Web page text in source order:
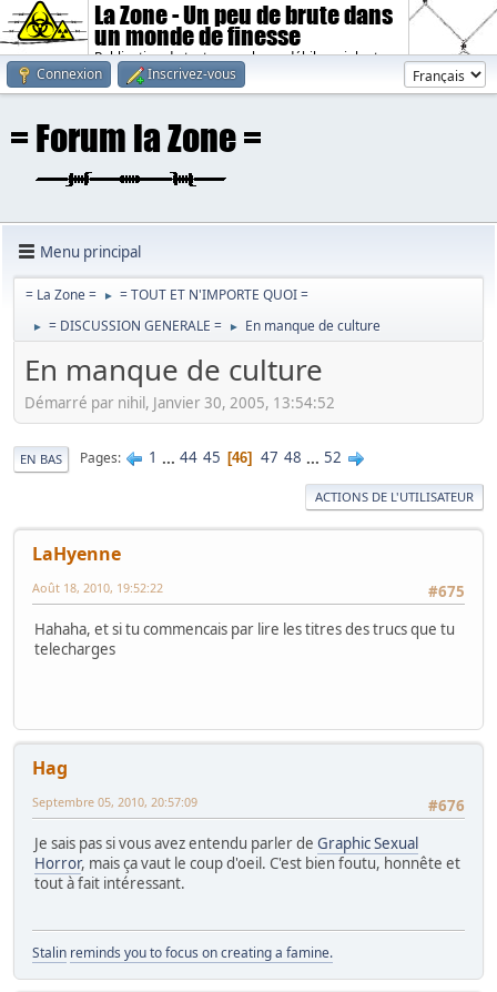
La Zone - Un peu de brute dans
un monde de finesse
Publication de textes sombres, débiles, violents.
Connexion
Inscrivez-vous
Menu principal
= La Zone = ► = TOUT ET N'IMPORTE QUOI =
► = DISCUSSION GENERALE = ► En manque de culture
En manque de culture
Démarré par nihil, Janvier 30, 2005, 13:54:52
EN BAS Pages 1 ... 44 45 46 47 48 ... 52
ACTIONS DE L'UTILISATEUR
LaHyenne
#675
Août 18, 2010, 19:52:22
Hahaha, et si tu commencais par lire les titres des trucs que tu
telecharges
Hag
#676
Septembre 05, 2010, 20:57:09
Je sais pas si vous avez entendu parler de Graphic Sexual
Horror, mais ça vaut le coup d'oeil. C'est bien foutu, honnête et
tout à fait intéressant.
Stalin reminds you to focus on creating a famine.